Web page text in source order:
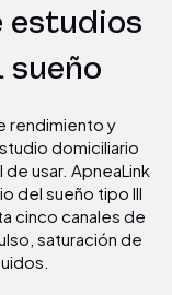
estudios
rendimiento y
domiciliario
usar. ApneaLink
del sueño tipo III
cinco canales de
saturación de